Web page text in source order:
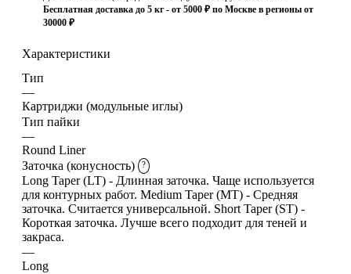
Бесплатная доставка до 5 кг - от 5000 ₽ по Москве в регионы от
30000 ₽
Характеристики
Тип
—
Картриджи (модульные иглы)
Тип пайки
—
Round Liner
Заточка (конусность)
?
Long Taper (LT) - Длинная заточка. Чаще используется
для контурных работ. Medium Taper (MT) - Средняя
заточка. Считается универсальной. Short Taper (ST) -
Короткая заточка. Лучше всего подходит для теней и
закраса.
—
Long